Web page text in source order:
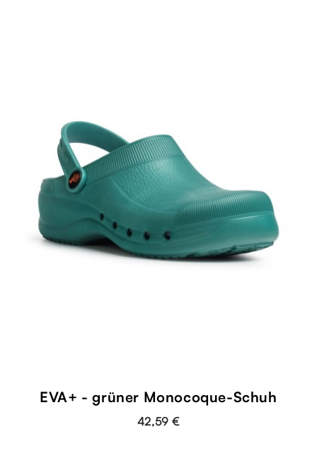
EVA+ - grüner Monocoque-Schuh
42,59 €